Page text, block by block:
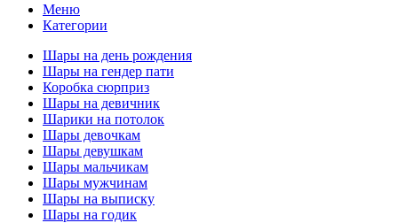
Меню
Категории
Шары на день рождения
Шары на гендер пати
Коробка сюрприз
Шары на девичник
Шарики на потолок
Шары девочкам
Шары девушкам
Шары мальчикам
Шары мужчинам
Шары на выписку
Шары на годик